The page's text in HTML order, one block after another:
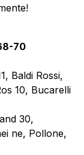
70
Baldi Rossi,
10, Bucarelli
30,
ne, Pollone,